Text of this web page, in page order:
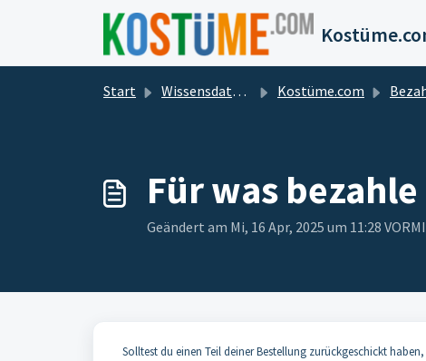
Zum hauptsächlichen Inhalt gehen
Start Wissensdatenbank Kostüme.com
Für was
Geändert am Mi, 16 Apr, 2025 um 11:28
Solltest du einen Teil deiner Bestellung zurückgeschickt